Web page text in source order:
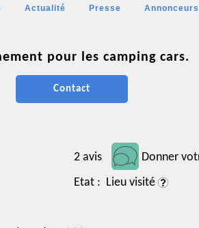
Actualité Presse Annonceurs
pour les camping cars.
Contact
2 avis
Donner
Etat : Lieu visité